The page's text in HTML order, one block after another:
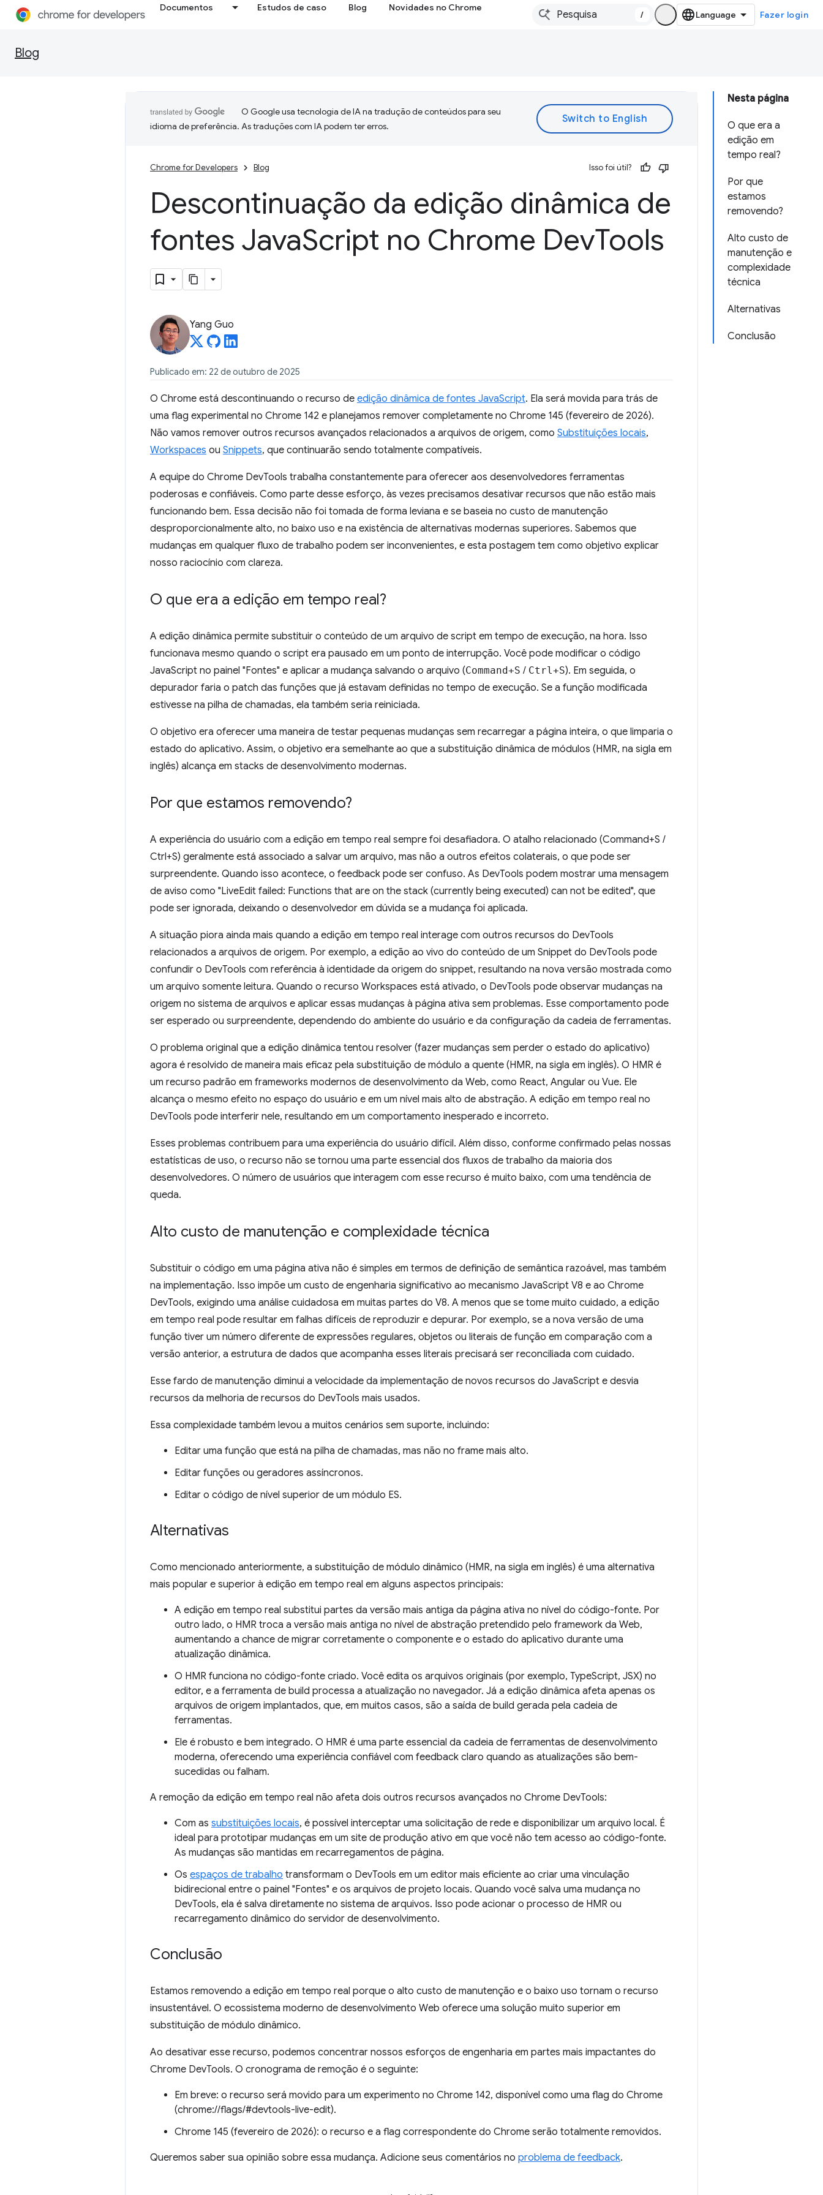
Documentos Estudos de caso Blog Novidades no Chrome
/ Fazer login
Blog
Nesta página
O que era a
edição em
tempo real?
Por que
estamos
removendo?
Alto custo de
manutenção e
complexidade
técnica
Alternativas
Conclusão
O Google usa tecnologia de IA na tradução de conteúdos para seu
idioma de preferência. As traduções com IA podem ter erros.
Chrome for Developers Blog Isso foi útil?
Descontinuação da edição dinâmica de
fontes JavaScript no Chrome DevTools
Yang Guo
Publicado em: 22 de outubro de 2025
O Chrome está descontinuando o recurso de edição dinâmica de fontes JavaScript. Ela será movida para trás de
uma flag experimental no Chrome 142 e planejamos remover completamente no Chrome 145 (fevereiro de 2026).
Não vamos remover outros recursos avançados relacionados a arquivos de origem, como Substituições locais,
Workspaces ou Snippets, que continuarão sendo totalmente compatíveis.
A equipe do Chrome DevTools trabalha constantemente para oferecer aos desenvolvedores ferramentas
poderosas e confiáveis. Como parte desse esforço, às vezes precisamos desativar recursos que não estão mais
funcionando bem. Essa decisão não foi tomada de forma leviana e se baseia no custo de manutenção
desproporcionalmente alto, no baixo uso e na existência de alternativas modernas superiores. Sabemos que
mudanças em qualquer fluxo de trabalho podem ser inconvenientes, e esta postagem tem como objetivo explicar
nosso raciocínio com clareza.
O que era a edição em tempo real?
A edição dinâmica permite substituir o conteúdo de um arquivo de script em tempo de execução, na hora. Isso
funcionava mesmo quando o script era pausado em um ponto de interrupção. Você pode modificar o código
JavaScript no painel "Fontes" e aplicar a mudança salvando o arquivo (Command+S / Ctrl+S). Em seguida, o
depurador faria o patch das funções que já estavam definidas no tempo de execução. Se a função modificada
estivesse na pilha de chamadas, ela também seria reiniciada.
O objetivo era oferecer uma maneira de testar pequenas mudanças sem recarregar a página inteira, o que limparia o
estado do aplicativo. Assim, o objetivo era semelhante ao que a substituição dinâmica de módulos (HMR, na sigla em
inglês) alcança em stacks de desenvolvimento modernas.
Por que estamos removendo?
A experiência do usuário com a edição em tempo real sempre foi desafiadora. O atalho relacionado (Command+S /
Ctrl+S) geralmente está associado a salvar um arquivo, mas não a outros efeitos colaterais, o que pode ser
surpreendente. Quando isso acontece, o feedback pode ser confuso. As DevTools podem mostrar uma mensagem
de aviso como "LiveEdit failed: Functions that are on the stack (currently being executed) can not be edited", que
pode ser ignorada, deixando o desenvolvedor em dúvida se a mudança foi aplicada.
A situação piora ainda mais quando a edição em tempo real interage com outros recursos do DevTools
relacionados a arquivos de origem. Por exemplo, a edição ao vivo do conteúdo de um Snippet do DevTools pode
confundir o DevTools com referência à identidade da origem do snippet, resultando na nova versão mostrada como
um arquivo somente leitura. Quando o recurso Workspaces está ativado, o DevTools pode observar mudanças na
origem no sistema de arquivos e aplicar essas mudanças à página ativa sem problemas. Esse comportamento pode
ser esperado ou surpreendente, dependendo do ambiente do usuário e da configuração da cadeia de ferramentas.
O problema original que a edição dinâmica tentou resolver (fazer mudanças sem perder o estado do aplicativo)
agora é resolvido de maneira mais eficaz pela substituição de módulo a quente (HMR, na sigla em inglês). O HMR é
um recurso padrão em frameworks modernos de desenvolvimento da Web, como React, Angular ou Vue. Ele
alcança o mesmo efeito no espaço do usuário e em um nível mais alto de abstração. A edição em tempo real no
DevTools pode interferir nele, resultando em um comportamento inesperado e incorreto.
Esses problemas contribuem para uma experiência do usuário difícil. Além disso, conforme confirmado pelas nossas
estatísticas de uso, o recurso não se tornou uma parte essencial dos fluxos de trabalho da maioria dos
desenvolvedores. O número de usuários que interagem com esse recurso é muito baixo, com uma tendência de
queda.
Alto custo de manutenção e complexidade técnica
Substituir o código em uma página ativa não é simples em termos de definição de semântica razoável, mas também
na implementação. Isso impõe um custo de engenharia significativo ao mecanismo JavaScript V8 e ao Chrome
DevTools, exigindo uma análise cuidadosa em muitas partes do V8. A menos que se tome muito cuidado, a edição
em tempo real pode resultar em falhas difíceis de reproduzir e depurar. Por exemplo, se a nova versão de uma
função tiver um número diferente de expressões regulares, objetos ou literais de função em comparação com a
versão anterior, a estrutura de dados que acompanha esses literais precisará ser reconciliada com cuidado.
Esse fardo de manutenção diminui a velocidade da implementação de novos recursos do JavaScript e desvia
recursos da melhoria de recursos do DevTools mais usados.
Essa complexidade também levou a muitos cenários sem suporte, incluindo:
Editar uma função que está na pilha de chamadas, mas não no frame mais alto.
Editar funções ou geradores assíncronos.
Editar o código de nível superior de um módulo ES.
Alternativas
Como mencionado anteriormente, a substituição de módulo dinâmico (HMR, na sigla em inglês) é uma alternativa
mais popular e superior à edição em tempo real em alguns aspectos principais:
A edição em tempo real substitui partes da versão mais antiga da página ativa no nível do código-fonte. Por
outro lado, o HMR troca a versão mais antiga no nível de abstração pretendido pelo framework da Web,
aumentando a chance de migrar corretamente o componente e o estado do aplicativo durante uma
atualização dinâmica.
O HMR funciona no código-fonte criado. Você edita os arquivos originais (por exemplo, TypeScript, JSX) no
editor, e a ferramenta de build processa a atualização no navegador. Já a edição dinâmica afeta apenas os
arquivos de origem implantados, que, em muitos casos, são a saída de build gerada pela cadeia de
ferramentas.
Ele é robusto e bem integrado. O HMR é uma parte essencial da cadeia de ferramentas de desenvolvimento
moderna, oferecendo uma experiência confiável com feedback claro quando as atualizações são bem-
sucedidas ou falham.
A remoção da edição em tempo real não afeta dois outros recursos avançados no Chrome DevTools:
Com as substituições locais, é possível interceptar uma solicitação de rede e disponibilizar um arquivo local. É
ideal para prototipar mudanças em um site de produção ativo em que você não tem acesso ao código-fonte.
As mudanças são mantidas em recarregamentos de página.
Os espaços de trabalho transformam o DevTools em um editor mais eficiente ao criar uma vinculação
bidirecional entre o painel "Fontes" e os arquivos de projeto locais. Quando você salva uma mudança no
DevTools, ela é salva diretamente no sistema de arquivos. Isso pode acionar o processo de HMR ou
recarregamento dinâmico do servidor de desenvolvimento.
Conclusão
Estamos removendo a edição em tempo real porque o alto custo de manutenção e o baixo uso tornam o recurso
insustentável. O ecossistema moderno de desenvolvimento Web oferece uma solução muito superior em
substituição de módulo dinâmico.
Ao desativar esse recurso, podemos concentrar nossos esforços de engenharia em partes mais impactantes do
Chrome DevTools. O cronograma de remoção é o seguinte:
Em breve: o recurso será movido para um experimento no Chrome 142, disponível como uma flag do Chrome
(chrome://flags/#devtools-live-edit).
Chrome 145 (fevereiro de 2026): o recurso e a flag correspondente do Chrome serão totalmente removidos.
Queremos saber sua opinião sobre essa mudança. Adicione seus comentários no problema de feedback.